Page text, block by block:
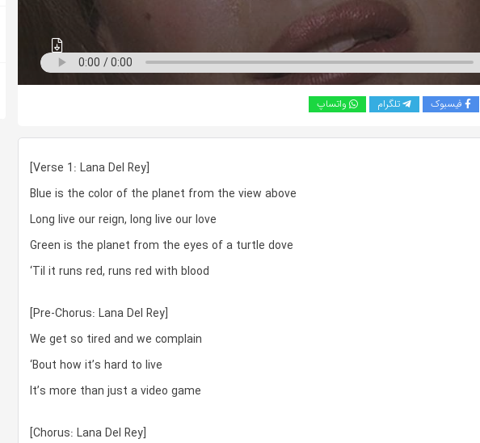
فیسبوک تلگرام واتساپ
[Verse 1: Lana Del Rey]
Blue is the color of the planet from the view above
Long live our reign, long live our love
Green is the planet from the eyes of a turtle dove
‘Til it runs red, runs red with blood
[Pre-Chorus: Lana Del Rey]
We get so tired and we complain
‘Bout how it’s hard to live
It’s more than just a video game
[Chorus: Lana Del Rey]